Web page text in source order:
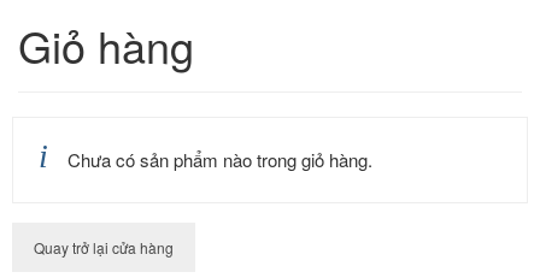
Quyền lợi
Điều khoản chung
Giai đoạn không áp dụng đối với thẻ
Giỏ hàng
Chưa có sản phẩm nào trong giỏ hàng.
Quay trở lại cửa hàng